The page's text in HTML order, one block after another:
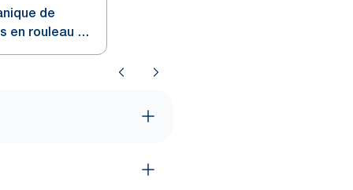
de
en rouleau en